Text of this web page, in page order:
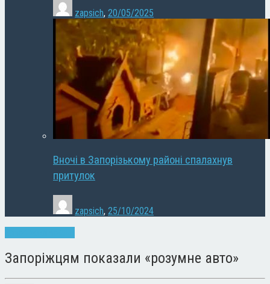
zapsich, 20/05/2025
Вночі в Запорізькому районі спалахнув
притулок
zapsich, 25/10/2024
Запоріжцям показали «розумне авто»